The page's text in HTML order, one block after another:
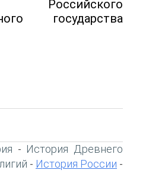
Российского
государства
- История Древнего
- История России -